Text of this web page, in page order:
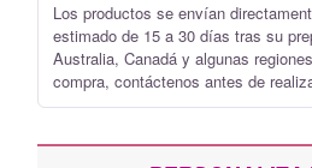
Los productos se envían
estimado de 15 a 30 días tras su
Australia, Canadá y algunas
compra, contáctenos antes de